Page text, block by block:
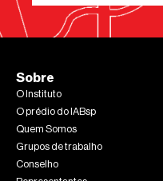
Sobre
O Instituto
O prédio do IABsp
Quem Somos
Grupos de trabalho
Conselho